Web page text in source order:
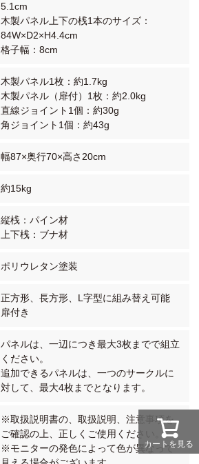
5.1cm
木製パネル上下の桟1本のサイズ：
84W×D2×H4.4cm
格子幅：8cm
木製パネル1枚：約1.7kg
木製パネル（扉付）1枚：約2.0kg
直線ジョイント1個：約30g
角ジョイント1個：約43g
幅87×奥行70×高さ20cm
約15kg
縦桟：パイン材
上下桟：ブナ材
ポリウレタン塗装
正方形、長方形、L字型に組み替え可能
扉付き
パネルは、一辺につき最大3枚までで組立
ください。
追加できるパネルは、一つのサークルに
対して、最大4枚までとなります。
※取扱説明書の、取扱説明、注意事項を
ご確認の上、正しくご使用ください。
※モニターの発色によって色が異なって
カートを見る